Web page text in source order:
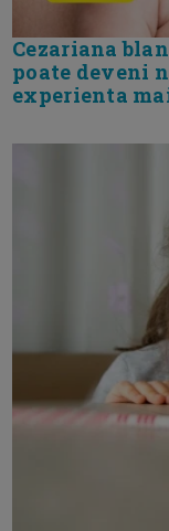
Cezariana
poate deveni
experienta